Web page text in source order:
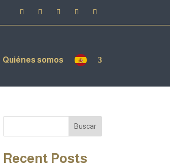
Quiénes somos
Buscar
Recent Posts